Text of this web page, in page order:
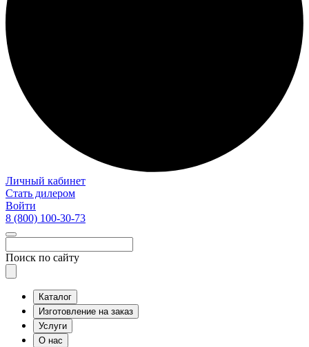
Личный кабинет
Стать дилером
Войти
8 (800) 100-30-73
Поиск по сайту
Каталог
Изготовление на заказ
Услуги
О нас